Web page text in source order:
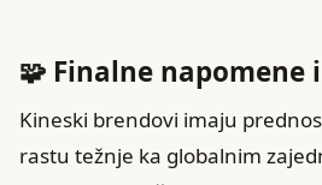
🧩 Finalne napomene
Kineski brendovi imaju
rastu težnje ka globalnim